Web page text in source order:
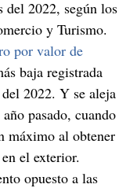
del 2022, según los
y Turismo.
por valor de
baja registrada
2022. Y se aleja
pasado, cuando
máximo al obtener
el exterior.
opuesto a las